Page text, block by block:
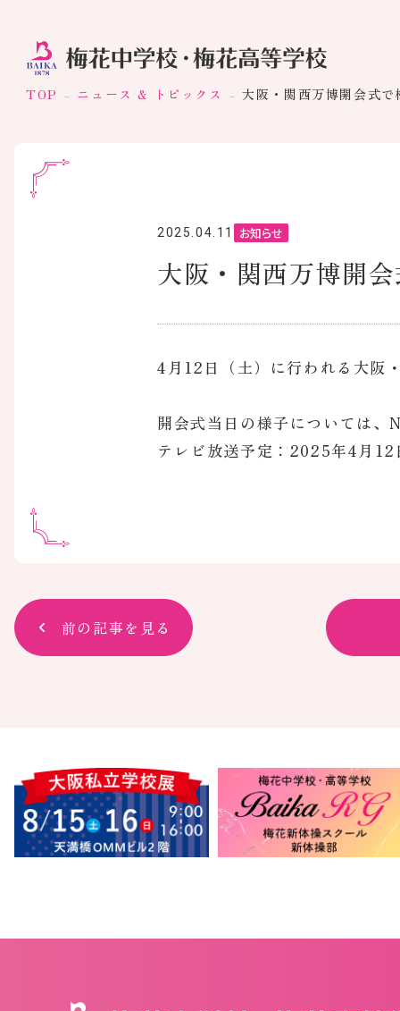
TOP ニュース & トピックス 大阪・関西万博開会式
2025.04.11 お知らせ
大阪・関西万博開
4月12日（土）に行われる大阪
開会式当日の様子については
テレビ放送予定：2025年4月
前の記事を見る